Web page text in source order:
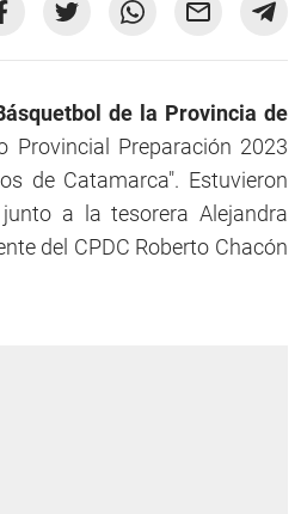
de la Provincia de
Provincial Preparación 2023
de Catamarca". Estuvieron
a la tesorera Alejandra
del CPDC Roberto Chacón